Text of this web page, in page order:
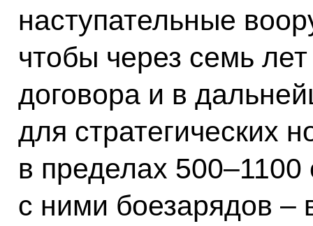
наступательные
чтобы через семь
договора и в
для стратегических
в пределах
с ними боезарядов –